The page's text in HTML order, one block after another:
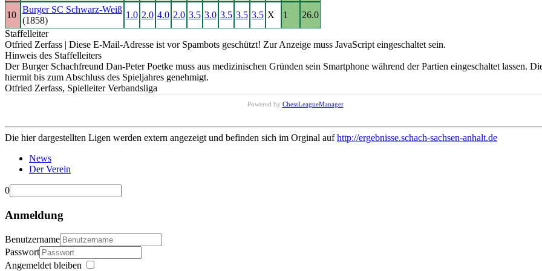
10
Burger SC Schwarz-Weiß
(1858)
1.0 2.0 4.0 2.0 3.5 3.0 3.5 3.5 3.5 X 1
26.0
Staffelleiter
Otfried Zerfass | Diese E-Mail-Adresse ist vor Spambots geschützt! Zur Anzeige muss JavaScript eingeschaltet sein.
Hinweis des Staffelleiters
Der Burger Schachfreund Dan-Peter Poetke muss aus medizinischen Gründen sein Smartphone während der Partien eingeschaltet lassen.
hiermit bis zum Abschluss des Spieljahres genehmigt.
Otfried Zerfass, Spielleiter Verbandsliga
Powered by ChessLeagueManager
Die hier dargestellten Ligen werden extern angezeigt und befinden sich im Orginal aufhttp://ergebnisse.schach-sachsen-anhalt.de
News
Der Verein
0
Anmeldung
Benutzername
Passwort
Angemeldet bleiben